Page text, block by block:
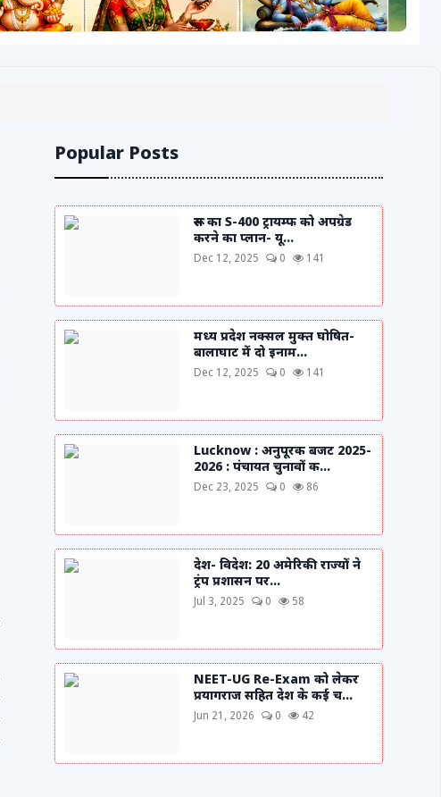
Popular Posts
रूस का S-400 ट्रायम्फ को अपग्रेड
करने का प्लान- यू...
Dec 12, 2025 0 141
मध्य प्रदेश नक्सल मुक्त घोषित-
बालाघाट में दो इनाम...
Dec 12, 2025 0 141
Lucknow : अनुपूरक बजट 2025-
2026 : पंचायत चुनावों क...
Dec 23, 2025 0 86
देश- विदेश: 20 अमेरिकी राज्यों ने
ट्रंप प्रशासन पर...
Jul 3, 2025 0 58
NEET-UG Re-Exam को लेकर
प्रयागराज सहित देश के कई च...
Jun 21, 2026 0 42